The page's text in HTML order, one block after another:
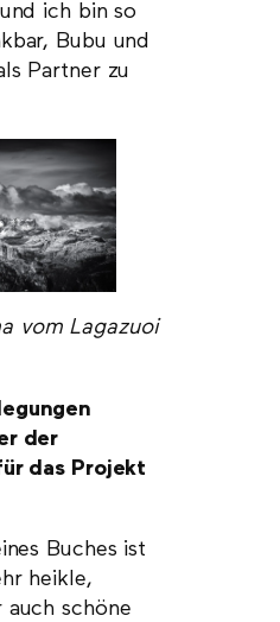
ich bin so
Bubu und
Partner zu
vom Lagazuoi
der
das Projekt
Buches ist
heikle,
auch schöne